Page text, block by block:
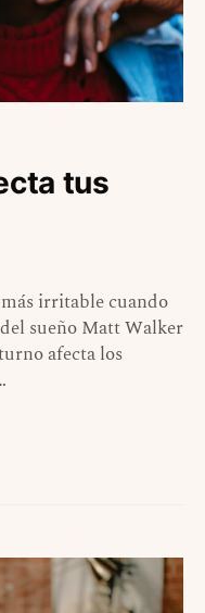
tus
irritable cuando
sueño Matt Walker
afecta los